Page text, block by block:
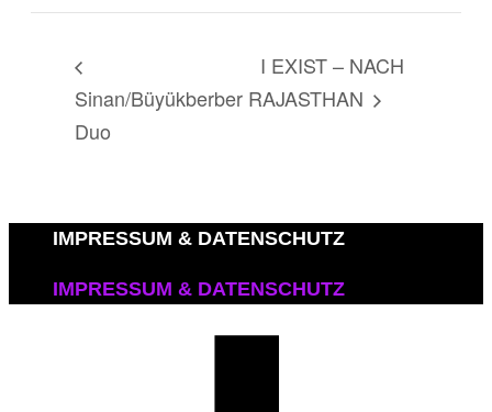
Sinan/Büyükberber
Duo
I EXIST – NACH
RAJASTHAN
IMPRESSUM & DATENSCHUTZ
IMPRESSUM & DATENSCHUTZ